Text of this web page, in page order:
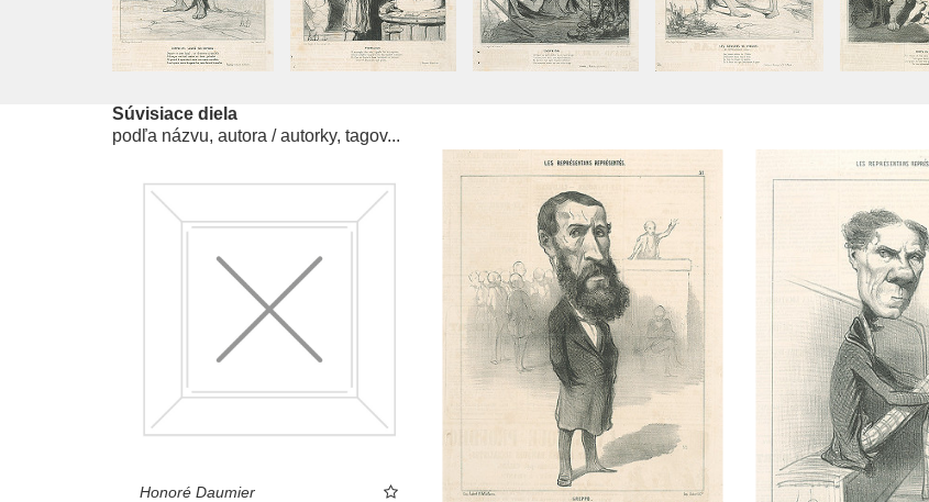
Súvisiace diela
podľa názvu, autora / autorky, tagov...
Honoré Daumier